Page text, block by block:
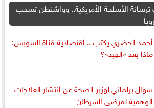
ترسانة الأسلحة الأمريكية.. وواشنطن تسحب
أحمد الحضري يكتب .. اقتصادية قناة السويس:
ماذا بعد «الهبد»؟
سؤال برلماني لوزير الصحة عن انتشار العلاجات
الوهمية لمرضى السرطان